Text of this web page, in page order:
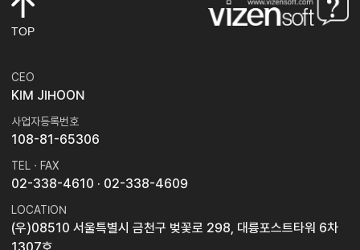
TOP
CEO
KIM JIHOON
사업자등록번호
108-81-65306
TEL · FAX
02-338-4610 · 02-338-4609
LOCATION
(우)08510 서울특별시 금천구 벚꽃로 298, 대륭포스트타워 6차